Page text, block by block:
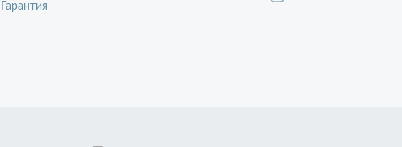
Гарантия